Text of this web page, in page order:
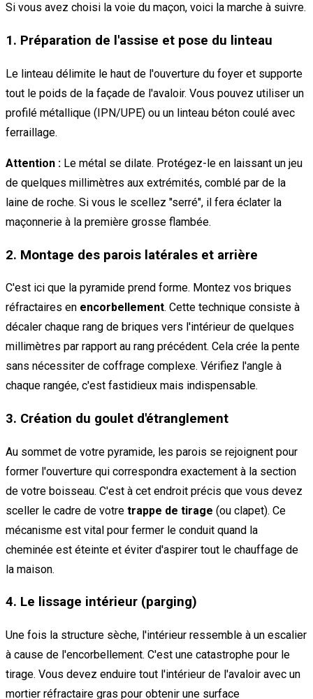
Si vous avez choisi la voie du maçon, voici la marche à suivre.
1. Préparation de l'assise et pose du linteau
Le linteau délimite le haut de l'ouverture du foyer et supporte
tout le poids de la façade de l'avaloir. Vous pouvez utiliser un
profilé métallique (IPN/UPE) ou un linteau béton coulé avec
ferraillage.
Attention : Le métal se dilate. Protégez-le en laissant un jeu
de quelques millimètres aux extrémités, comblé par de la
laine de roche. Si vous le scellez "serré", il fera éclater la
maçonnerie à la première grosse flambée.
2. Montage des parois latérales et arrière
C'est ici que la pyramide prend forme. Montez vos briques
réfractaires en encorbellement. Cette technique consiste à
décaler chaque rang de briques vers l'intérieur de quelques
millimètres par rapport au rang précédent. Cela crée la pente
sans nécessiter de coffrage complexe. Vérifiez l'angle à
chaque rangée, c'est fastidieux mais indispensable.
3. Création du goulet d'étranglement
Au sommet de votre pyramide, les parois se rejoignent pour
former l'ouverture qui correspondra exactement à la section
de votre boisseau. C'est à cet endroit précis que vous devez
sceller le cadre de votre trappe de tirage (ou clapet). Ce
mécanisme est vital pour fermer le conduit quand la
cheminée est éteinte et éviter d'aspirer tout le chauffage de
la maison.
4. Le lissage intérieur (parging)
Une fois la structure sèche, l'intérieur ressemble à un escalier
à cause de l'encorbellement. C'est une catastrophe pour le
tirage. Vous devez enduire tout l'intérieur de l'avaloir avec un
mortier réfractaire gras pour obtenir une surface